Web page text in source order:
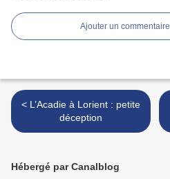
Ajouter un commentaire
< L’Acadie à Lorient : petite
déception
Hébergé par Canalblog